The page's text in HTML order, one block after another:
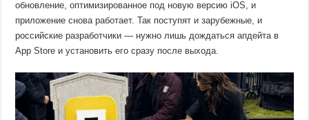
обновление, оптимизированное под новую версию iOS, и
приложение снова работает. Так поступят и зарубежные, и
российские разработчики — нужно лишь дождаться апдейта в
App Store и установить его сразу после выхода.